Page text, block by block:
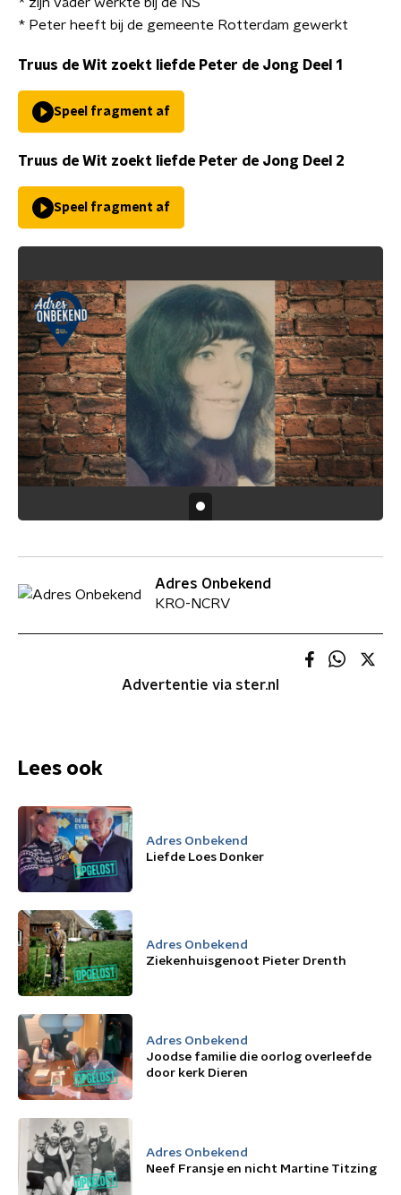
* Peter heeft bij de gemeente Rotterdam gewerkt
Truus de Wit zoekt liefde Peter de Jong Deel 1
Speel fragment af
Truus de Wit zoekt liefde Peter de Jong Deel 2
Speel fragment af
Adres Onbekend
KRO-NCRV
Advertentie via ster.nl
Lees ook
Adres Onbekend
Liefde Loes Donker
Adres Onbekend
Ziekenhuisgenoot Pieter Drenth
Adres Onbekend
Joodse familie die oorlog overleefde
door kerk Dieren
Adres Onbekend
Neef Fransje en nicht Martine Titzing